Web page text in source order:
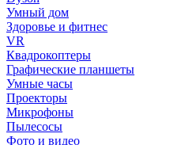
Умный дом
Здоровье и фитнес
VR
Квадрокоптеры
Графические планшеты
Умные часы
Проекторы
Микрофоны
Пылесосы
Фото и видео